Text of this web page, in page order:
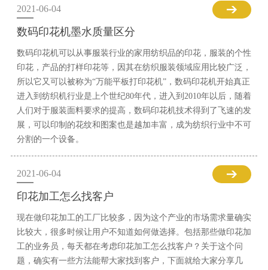
2021-06-04
数码印花机墨水质量区分
数码印花机可以从事服装行业的家用纺织品的印花，服装的个性
印花，产品的打样印花等，因其在纺织服装领域应用比较广泛，
所以它又可以被称为“万能平板打印花机”，数码印花机开始真正
进入到纺织机行业是上个世纪80年代，进入到2010年以后，随着
人们对于服装面料要求的提高，数码印花机技术得到了飞速的发
展，可以印制的花纹和图案也是越加丰富，成为纺织行业中不可
分割的一个设备。
2021-06-04
印花加工怎么找客户
现在做印花加工的工厂比较多，因为这个产业的市场需求量确实
比较大，很多时候让用户不知道如何做选择。包括那些做印花加
工的业务员，每天都在考虑印花加工怎么找客户？关于这个问
题，确实有一些方法能帮大家找到客户，下面就给大家分享几